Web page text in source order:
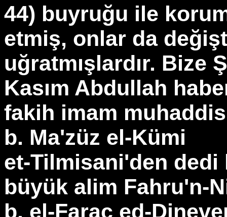
44) buyruğu ile
etmiş, onlar da
uğratmışlardır. Bize
Kasım Abdullah
fakih imam
b. Ma'züz el-Kümi
et-Tilmisani'den
büyük alim Fahru'n-
b. el-Farac ed-